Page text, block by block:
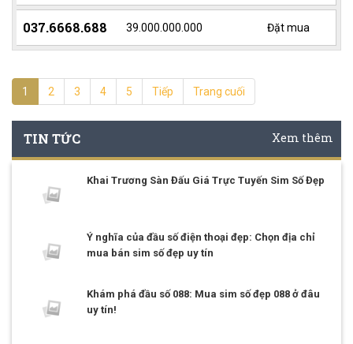
037.6668.688 39.000.000.000 Đặt mua
1 2 3 4 5 Tiếp Trang cuối
TIN TỨC Xem thêm
Khai Trương Sàn Đấu Giá Trực Tuyến Sim Số Đẹp
Ý nghĩa của đầu số điện thoại đẹp: Chọn địa chỉ
mua bán sim số đẹp uy tín
Khám phá đầu số 088: Mua sim số đẹp 088 ở đâu
uy tín!